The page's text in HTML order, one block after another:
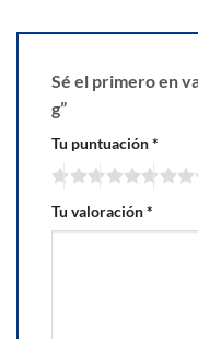
Sé el primero en
g”
Tu puntuación*
Tu valoración*